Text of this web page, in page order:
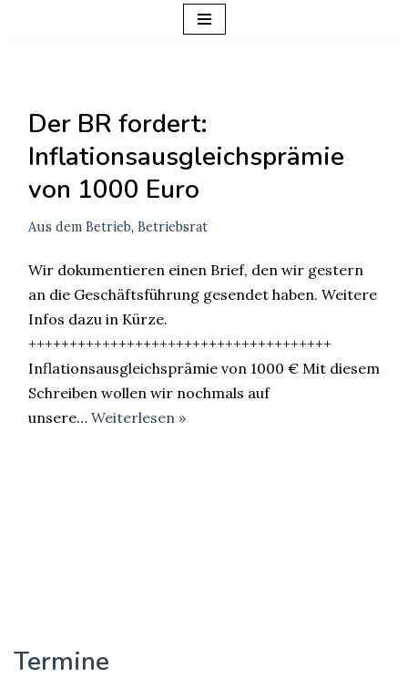
Der BR fordert:
Inflationsausgleichsprämie
von 1000 Euro
Aus dem Betrieb, Betriebsrat
Wir dokumentieren einen Brief, den wir gestern
an die Geschäftsführung gesendet haben. Weitere
Infos dazu in Kürze.
+++++++++++++++++++++++++++++++++++++
Inflationsausgleichsprämie von 1000 € Mit diesem
Schreiben wollen wir nochmals auf
unsere… Weiterlesen »
Termine